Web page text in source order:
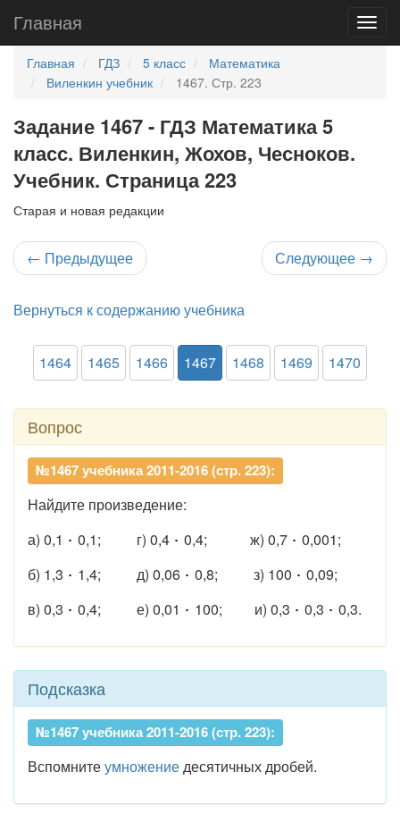
Главная
Главная ГДЗ 5 класс
Математика
Виленкин учебник
1467. Стр. 223
Задание 1467 - ГДЗ Математика 5
класс. Виленкин, Жохов, Чесноков.
Учебник. Страница 223
Старая и новая редакции
← Предыдущее Следующее →
Вернуться к содержанию учебника
1464 1465 1466 1467 1468 1469 1470
Вопрос
№1467 учебника 2011-2016 (стр. 223):
Найдите произведение:
а) 0,1
0,1; г) 0,4 0,4; ж) 0,7
0,001;
б) 1,3
1,4; д) 0,06 0,8; з) 100
0,09;
в) 0,3
0,4; е) 0,01 100; и) 0,3 0,3 0,3.
Подсказка
№1467 учебника 2011-2016 (стр. 223):
Вспомнитеумножениедесятичных дробей.